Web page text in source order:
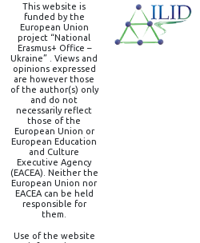
This website is
funded by the
European Union
project “National
Erasmus+ Office –
Ukraine” . Views and
opinions expressed
are however those
of the author(s) only
and do not
necessarily reflect
those of the
European Union or
European Education
and Culture
Executive Agency
(EACEA). Neither the
European Union nor
EACEA can be held
responsible for
them.
Use of the website